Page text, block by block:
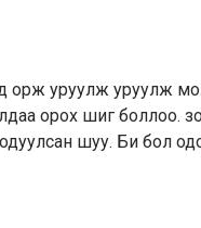
орж уруулж уруулж
орох шиг боллоо.
шуу. Би бол